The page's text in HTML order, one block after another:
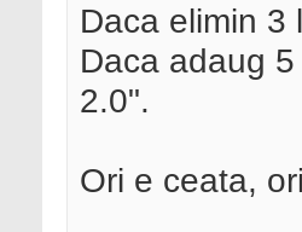
Daca elimin 3
Daca adaug
2.0".
Ori e ceata,